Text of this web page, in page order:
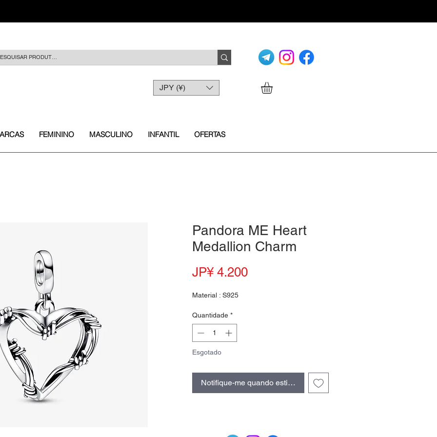
JPY (¥)
FEMININO MASCULINO INFANTIL OFERTAS
Pandora ME Heart
Medallion Charm
JP¥ 4.200Preço
Material : S925
Quantidade *
Esgotado
Notifique-me quando estiver disponível